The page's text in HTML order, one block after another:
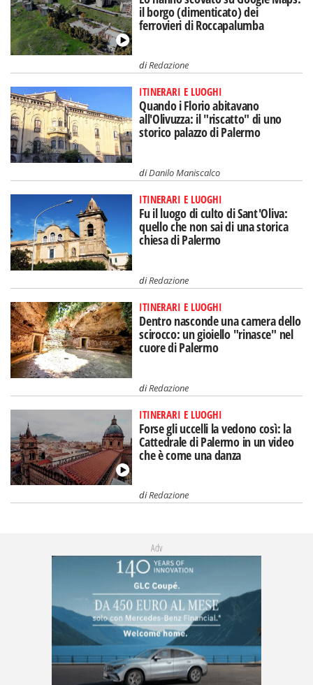
il borgo (dimenticato) dei
ferrovieri di Roccapalumba
diRedazione
ITINERARI E LUOGHI
Quando i Florio abitavano
all'Olivuzza: il "riscatto" di uno
storico palazzo di Palermo
diDanilo Maniscalco
ITINERARI E LUOGHI
Fu il luogo di culto di Sant'Oliva:
quello che non sai di una storica
chiesa di Palermo
diRedazione
ITINERARI E LUOGHI
Dentro nasconde una camera dello
scirocco: un gioiello "rinasce" nel
cuore di Palermo
diRedazione
ITINERARI E LUOGHI
Forse gli uccelli la vedono così: la
Cattedrale di Palermo in un video
che è come una danza
diRedazione
Adv